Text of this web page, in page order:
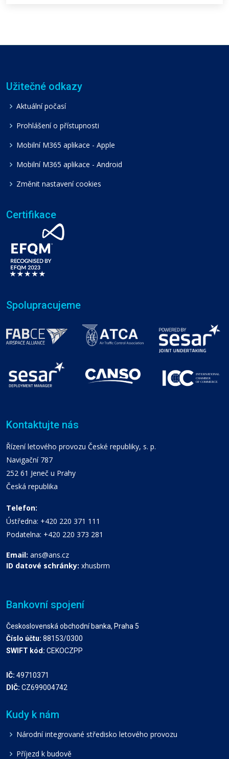
Užitečné odkazy
Aktuální počasí
Prohlášení o přístupnosti
Mobilní M365 aplikace - Apple
Mobilní M365 aplikace - Android
Změnit nastavení cookies
Certifikace
Spolupracujeme
Kontaktujte nás
Řízení letového provozu České republiky, s. p.
Navigační 787
252 61 Jeneč u Prahy
Česká republika
Telefon:
Ústředna: +420 220 371 111
Podatelna: +420 220 373 281
Email: ans@ans.cz
ID datové schránky: xhusbrm
Bankovní spojení
Československá obchodní banka, Praha 5
Číslo účtu: 88153/0300
SWIFT kód: CEKOCZPP
IČ: 49710371
DIČ: CZ699004742
Kudy k nám
Národní integrované středisko letového provozu
Příjezd k budově